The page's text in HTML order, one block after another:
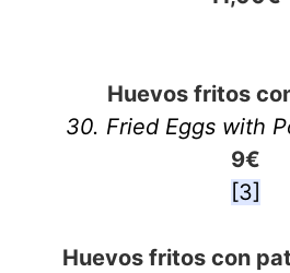
Huevos fritos
30. Fried Eggs with
9€
[3]
Huevos fritos con